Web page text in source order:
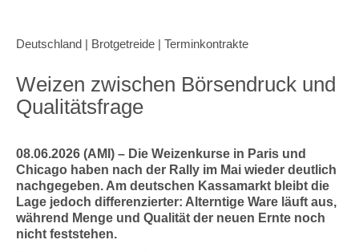
Deutschland | Brotgetreide | Terminkontrakte
Weizen zwischen Börsendruck und
Qualitätsfrage
08.06.2026 (AMI) – Die Weizenkurse in Paris und
Chicago haben nach der Rally im Mai wieder deutlich
nachgegeben. Am deutschen Kassamarkt bleibt die
Lage jedoch differenzierter: Alterntige Ware läuft aus,
während Menge und Qualität der neuen Ernte noch
nicht feststehen.